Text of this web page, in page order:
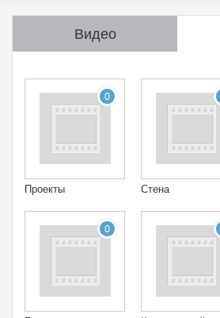
Видео
0
Проекты Стена
0